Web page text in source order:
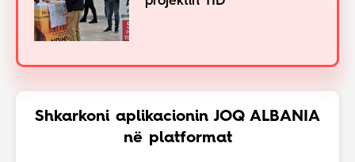
Shkarkoni aplikacionin JOQ ALBANIA
në platformat